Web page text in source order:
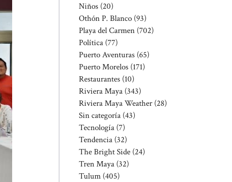
Niños (20)
Othón P. Blanco (93)
Playa del Carmen (702)
Política (77)
Puerto Aventuras (65)
Puerto Morelos (171)
Restaurantes (10)
Riviera Maya (343)
Riviera Maya Weather (28)
Sin categoría (43)
Tecnología (7)
Tendencia (32)
The Bright Side (24)
Tren Maya (32)
Tulum (405)